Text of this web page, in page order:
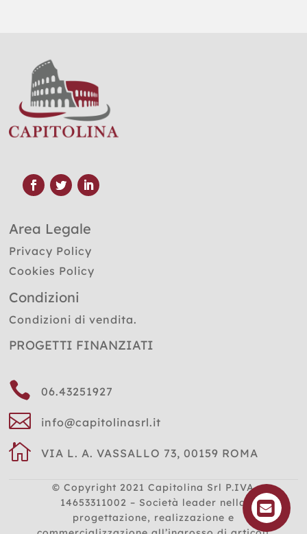
Area Legale
Privacy Policy
Cookies Policy
Condizioni
Condizioni di vendita.
PROGETTI FINANZIATI
 06.43251927
 info@capitolinasrl.it
 VIA L. A. VASSALLO 73, 00159 ROMA
© Copyright 2021Capitolina Srl P.IVA
14653311002 – Società leader nella
progettazione, realizzazione e